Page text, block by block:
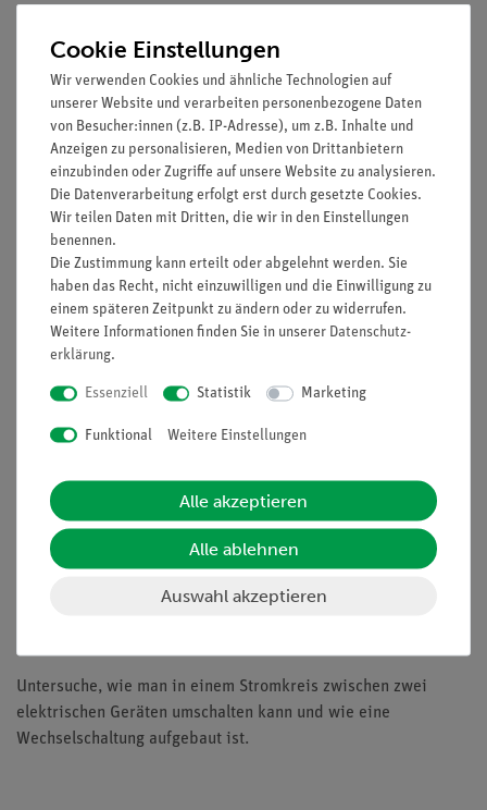
Beschreibung
Prinzip
Der erste Versuch soll vor allem dazu dienen, dass sich die
Schüler mit dem Aufbau und mit der Funktion von Umschaltern
vertraut machen.
Danach sollen sie zwei Umschalter als Wechselschalter nutzen
und die im täglichen Leben häufig verwendete
Wechselschaltung kennen lernen.
Vorteile
Bausteinen nötig - übersichtlicherer und schnellerer
Aufbau
Bausteine
Hartvergoldete, korrosionsbeständige Kontakte
Doppelter Lernerfolg: Elektrischer Schaltplan auf der
Ober- und reele Bauteile auf der Unterseite sichtbar
Untersuche, wie man in einem Stromkreis zwischen zwei
elektrischen Geräten umschalten kann und wie eine
Wechselschaltung aufgebaut ist.
Cookie Einstellungen
Wir verwenden Cookies und ähnliche Technologien auf
unserer Website und verarbeiten personenbezogene Daten
von Besucher:innen (z.B. IP-Adresse), um z.B. Inhalte und
Anzeigen zu personalisieren, Medien von Drittanbietern
einzubinden oder Zugriffe auf unsere Website zu analysieren.
Die Datenverarbeitung erfolgt erst durch gesetzte Cookies.
Wir teilen Daten mit Dritten, die wir in den Einstellungen
benennen.
Die Zustimmung kann erteilt oder abgelehnt werden. Sie
haben das Recht, nicht einzuwilligen und die Einwilligung zu
einem späteren Zeitpunkt zu ändern oder zu widerrufen.
Weitere Informationen finden Sie in unserer Daten­schutz­
erklärung.
Essenziell Statistik Marketing
Funktional Weitere Einstellungen
Alle akzeptieren
Alle ablehnen
Auswahl akzeptieren